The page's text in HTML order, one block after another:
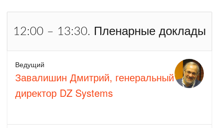
12:00 – 13:30. Пленарные доклады
Ведущий
Завалишин Дмитрий, генеральный
директор DZ Systems